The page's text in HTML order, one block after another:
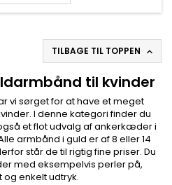
TILBAGE TIL TOPPEN 
til kvinder
vi sørget for at have et meget
I denne kategori finder du
et flot udvalg af ankerkæder i
armbånd i guld er af 8 eller 14
står de til rigtig fine priser. Du
med eksempelvis perler på,
enkelt udtryk.